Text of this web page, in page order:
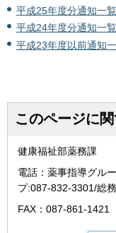
平成25年度分通知一覧
平成24年度分通知一覧
平成23年度以前通知
このページに
健康福祉部薬務課
電話：薬事指導グル
プ:087-832-3301/総
FAX：087-861-1421